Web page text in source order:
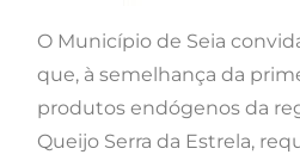
O Município de Seia
que, à semelhança da
produtos endógenos da
Queijo Serra da Estrela,